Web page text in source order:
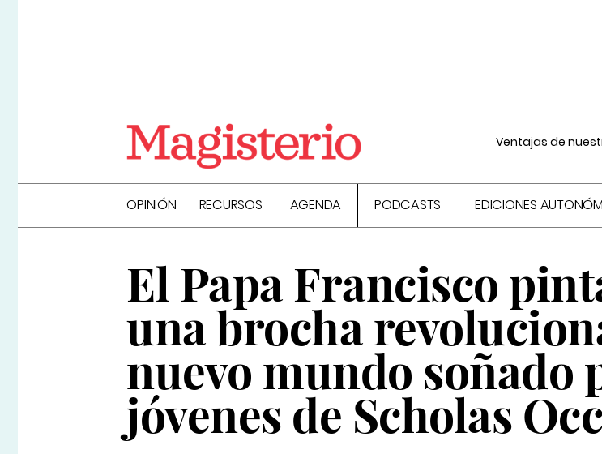
Ventajas de
OPINIÓN RECURSOS AGENDA PODCASTS EDICIONES
El Papa Francisco
una brocha
nuevo mundo soñado
jóvenes de Scholas